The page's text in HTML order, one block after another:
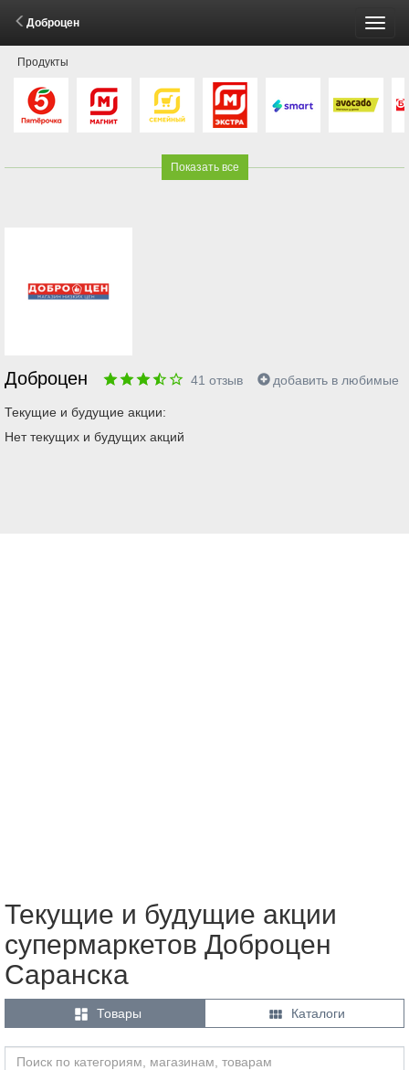
Доброцен
Продукты
Показать все
Доброцен 41 отзыв добавить в любимые
Текущие и будущие акции:
Нет текущих и будущих акций
Текущие и будущие акции
супермаркетов Доброцен
Саранска
 Товары  Каталоги